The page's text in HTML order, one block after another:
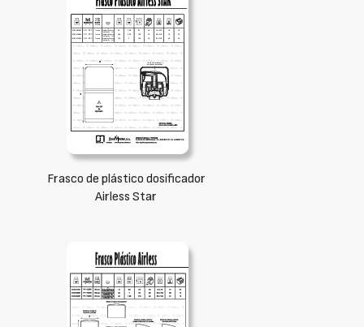
Frasco de plástico dosificador
Airless Star